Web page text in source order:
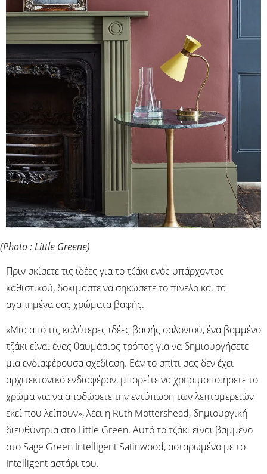
(Photo : Little Greene)
Πριν σκίσετε τις ιδέες για το τζάκι ενός υπάρχοντος
καθιστικού, δοκιμάστε να σηκώσετε το πινέλο και τα
αγαπημένα σας χρώματα βαφής.
«Μία από τις καλύτερες ιδέες βαφής σαλονιού, ένα βαμμένο
τζάκι είναι ένας θαυμάσιος τρόπος για να δημιουργήσετε
μια ενδιαφέρουσα σχεδίαση. Εάν το σπίτι σας δεν έχει
αρχιτεκτονικό ενδιαφέρον, μπορείτε να χρησιμοποιήσετε το
χρώμα για να αποδώσετε την εντύπωση των λεπτομερειών
εκεί που λείπουν», λέει η Ruth Mottershead, δημιουργική
διευθύντρια στο Little Green. Αυτό το τζάκι είναι βαμμένο
στο Sage Green Intelligent Satinwood, ασταρωμένο με το
Intelligent αστάρι του.